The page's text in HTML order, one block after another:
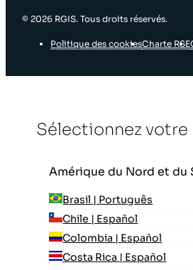
© 2026 RGIS. Tous droits réservés.
Politique des cookiesCharte RSE
Sélectionnez votre
Amérique du Nord et du
Brasil | Português
Chile | Español
Colombia | Español
Costa Rica | Español